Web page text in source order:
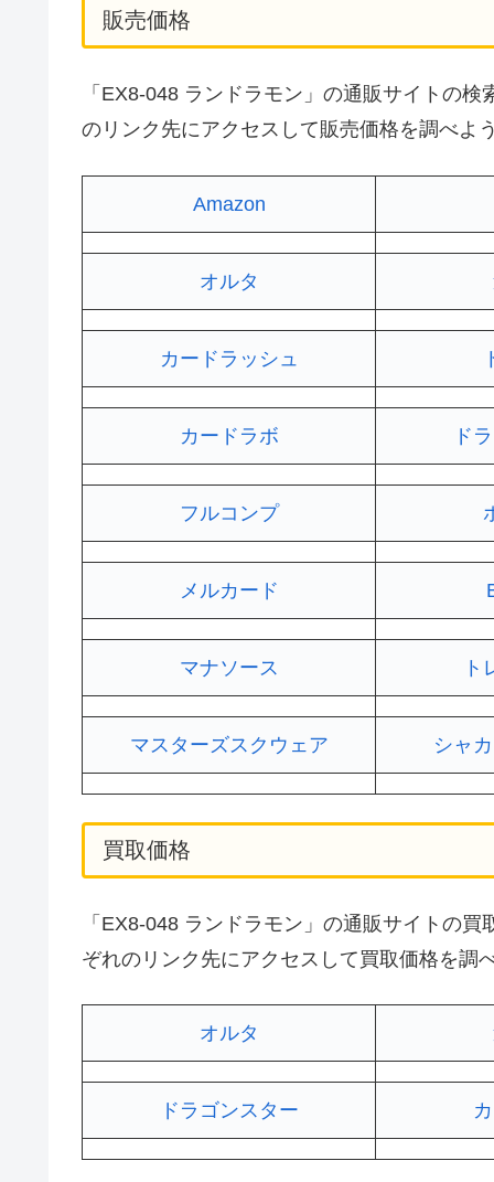
販売価格
「EX8-048 ランドラモン」の通販サイトの
のリンク先にアクセスして販売価格を調べよ
Amazon
オルタ
カードラッシュ
カードラボ ド
フルコンプ
メルカード
マナソース ト
マスターズスクウェア シャ
買取価格
「EX8-048 ランドラモン」の通販サイトの
ぞれのリンク先にアクセスして買取価格を調
オルタ
ドラゴンスター